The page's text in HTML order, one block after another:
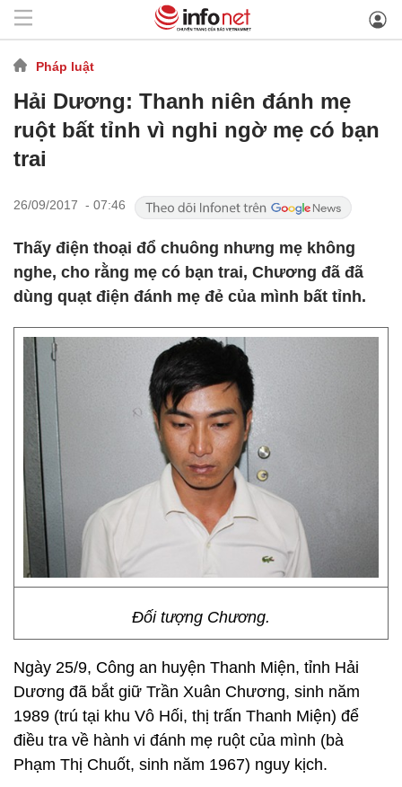
Pháp luật
Hải Dương: Thanh niên đánh mẹ
ruột bất tỉnh vì nghi ngờ mẹ có bạn
trai
26/09/2017 - 07:46
Thấy điện thoại đổ chuông nhưng mẹ không
nghe, cho rằng mẹ có bạn trai, Chương đã đã
dùng quạt điện đánh mẹ đẻ của mình bất tỉnh.
Đối tượng Chương.
Ngày 25/9, Công an huyện Thanh Miện, tỉnh Hải
Dương đã bắt giữ Trần Xuân Chương, sinh năm
1989 (trú tại khu Vô Hối, thị trấn Thanh Miện) để
điều tra về hành vi đánh mẹ ruột của mình (bà
Phạm Thị Chuốt, sinh năm 1967) nguy kịch.